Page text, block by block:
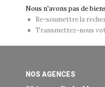
Nous n'avons pas de
Re-soumettre la
Transmettez-nous
NOS AGENCES